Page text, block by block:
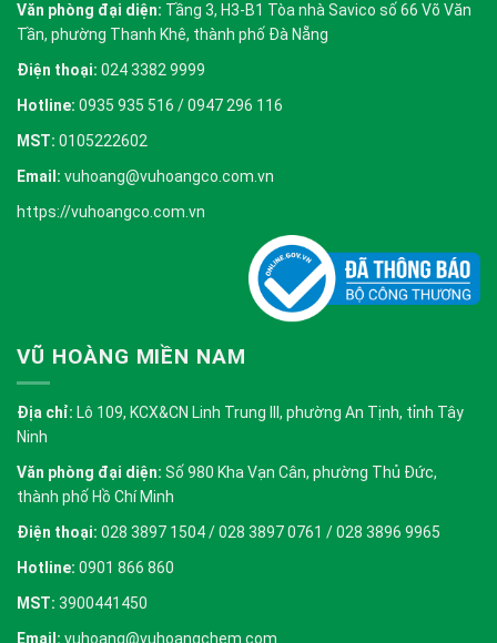
Văn phòng đại diện: Tầng 3, H3-B1 Tòa nhà Savico số 66 Võ Văn
Tần, phường Thanh Khê, thành phố Đà Nẵng
Điện thoại: 024 3382 9999
Hotline: 0935 935 516 / 0947 296 116
MST: 0105222602
Email: vuhoang@vuhoangco.com.vn
https://vuhoangco.com.vn
VŨ HOÀNG MIỀN NAM
Địa chỉ: Lô 109, KCX&CN Linh Trung III, phường An Tịnh, tỉnh Tây
Ninh
Văn phòng đại diện: Số 980 Kha Vạn Cân, phường Thủ Đức,
thành phố Hồ Chí Minh
Điện thoại: 028 3897 1504 / 028 3897 0761 / 028 3896 9965
Hotline: 0901 866 860
MST: 3900441450
Email: vuhoang@vuhoangchem.com